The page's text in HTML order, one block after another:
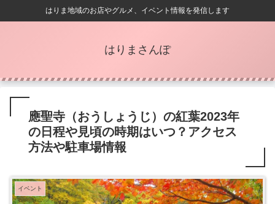
はりま地域のお店やグルメ、イベント情報を発信します
はりまさんぽ
應聖寺（おうしょうじ）の紅葉2023年
の日程や見頃の時期はいつ？アクセス
方法や駐車場情報
イベント